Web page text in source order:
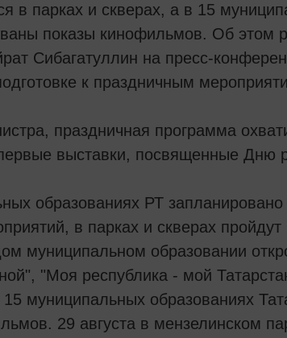
в парках и скверах, а в 15
показы кинофильмов. Об этом
Сибагатуллин на пресс-
к праздничным
праздничная программа
выставки, посвященные Дню
образованиях РТ запланировано
в парках и скверах
муниципальном образовании
"Моя республика - мой
муниципальных образованиях
29 августа в мензелинском